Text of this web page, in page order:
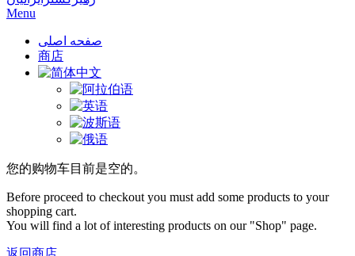
Menu
صفحه اصلی
商店
您的购物车目前是空的。
Before proceed to checkout you must add some products to your
shopping cart.
You will find a lot of interesting products on our "Shop" page.